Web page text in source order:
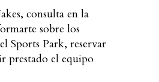
consulta en la
sobre los
Sports Park, reservar
prestado el equipo